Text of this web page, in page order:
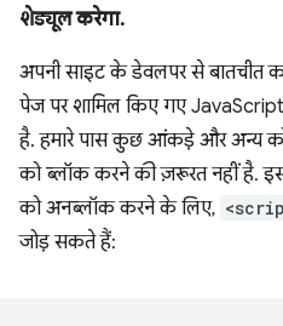
शेड्यूल करेगा.
अपनी साइट के डेवलपर से बातचीत
पेज पर शामिल किए गए
है. हमारे पास कुछ आंकड़े और अन्य
को ब्लॉक करने की ज़रूरत नहीं है. इस
को अनब्लॉक करने के लिए,
जोड़ सकते हैं: